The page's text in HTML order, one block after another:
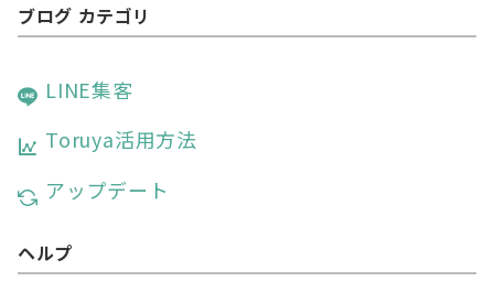
ブログ カテゴリ
LINE集客
Toruya活用方法
アップデート
ヘルプ